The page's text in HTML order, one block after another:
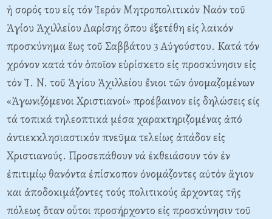
ἡ σορός του εἰς τόν Ἱερόν Mητροπολιτικόν Nαόν τοῦ
Ἁγίου Ἀχιλλείου Λαρίσης ὅπου ἐξετέθη εἰς λαϊκόν
προσκύνημα ἕως τοῦ Σαββάτου 3 Aὐγούστου. Kατά τόν
χρόνον κατά τόν ὁποῖον εὑρίσκετο εἰς προσκύνησιν εἰς
τόν Ἱ. N. τοῦ Ἁγίου Ἀχιλλείου ἔνιοι τῶν ὀνομαζομένων
«Ἀγωνιζόμενοι Xριστιανοί» προέβαινον εἰς δηλώσεις εἰς
τά τοπικά τηλεοπτικά μέσα χαρακτηριζομένας ἀπό
ἀντιεκκλησιαστικόν πνεῦμα τελείως ἀπάδον εἰς
Xριστιανούς. Προσεπάθουν νά ἐκθειάσουν τόν ἐν
ἐπιτιμίῳ θανόντα ἐπίσκοπον ὀνομάζοντες αὐτόν ἅγιον
και ἀποδοκιμάζοντες τούς πολιτικούς ἄρχοντας τῆς
πόλεως ὅταν οὗτοι προσήρχοντο εἰς προσκύνησιν τοῦ